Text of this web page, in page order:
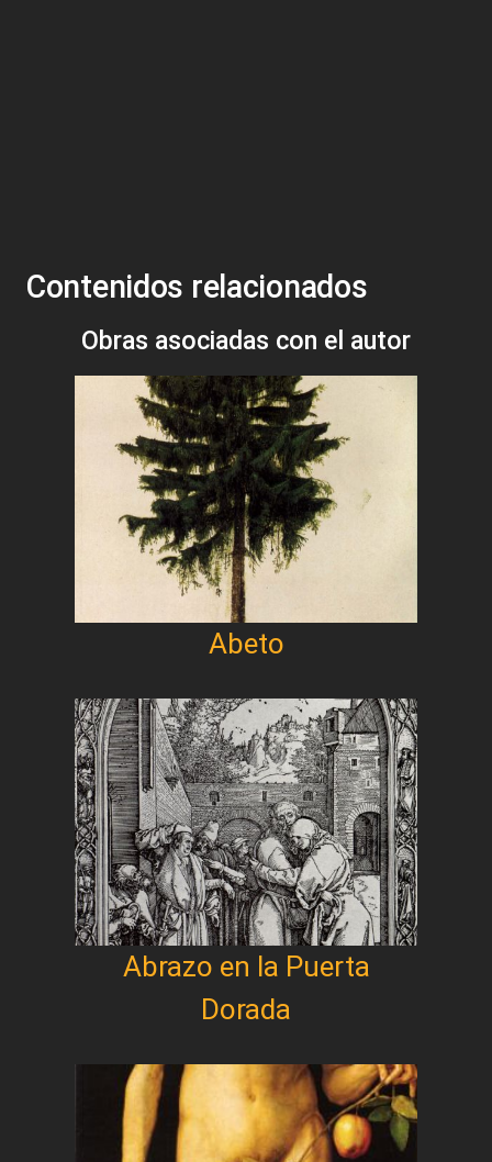
Contenidos relacionados
Obras asociadas con el autor
Abeto
Abrazo en la Puerta
Dorada